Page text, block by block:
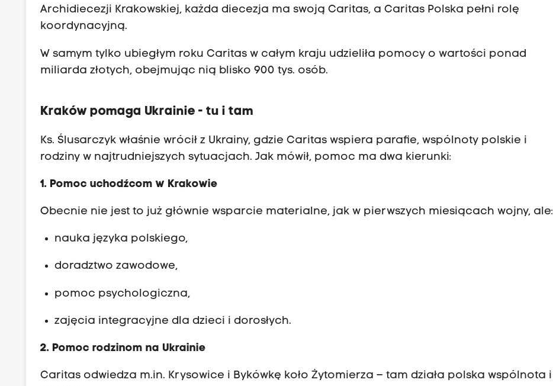
Archidiecezji Krakowskiej, każda diecezja ma swoją Caritas, a Caritas Polska pełni rolę
koordynacyjną.
W samym tylko ubiegłym roku Caritas w całym kraju udzieliła pomocy o wartości ponad
miliarda złotych, obejmując nią blisko 900 tys. osób.
Kraków pomaga Ukrainie - tu i tam
Ks. Ślusarczyk właśnie wrócił z Ukrainy, gdzie Caritas wspiera parafie, wspólnoty polskie i
rodziny w najtrudniejszych sytuacjach. Jak mówił, pomoc ma dwa kierunki:
1. Pomoc uchodźcom w Krakowie
Obecnie nie jest to już głównie wsparcie materialne, jak w pierwszych miesiącach wojny, ale:
nauka języka polskiego,
doradztwo zawodowe,
pomoc psychologiczna,
zajęcia integracyjne dla dzieci i dorosłych.
2. Pomoc rodzinom na Ukrainie
Caritas odwiedza m.in. Krysowice i Bykówkę koło Żytomierza – tam działa polska wspólnota i